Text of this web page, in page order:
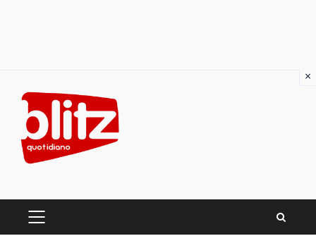
content
PRIMARY
×